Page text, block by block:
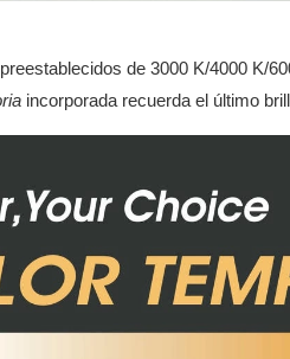
de 3000 K/4000 K/
incorporada recuerda el último